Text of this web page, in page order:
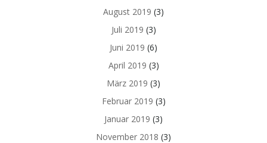
August 2019 (3)
Juli 2019 (3)
Juni 2019 (6)
April 2019 (3)
März 2019 (3)
Februar 2019 (3)
Januar 2019 (3)
November 2018 (3)